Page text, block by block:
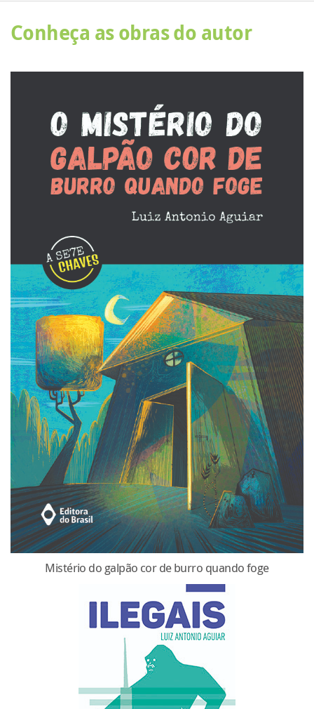
Conheça as obras do autor
Mistério do galpão cor de burro quando foge